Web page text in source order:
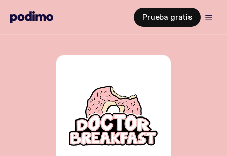
Prueba gratis